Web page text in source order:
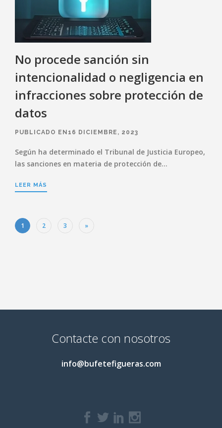
No procede sanción sin
intencionalidad o negligencia en
infracciones sobre protección de
datos
PUBLICADO EN16 DICIEMBRE, 2023
Según ha determinado el Tribunal de Justicia Europeo,
las sanciones en materia de protección de…
LEER MÁS
1 2 3 »
Contacte con nosotros
info@bufetefigueras.com